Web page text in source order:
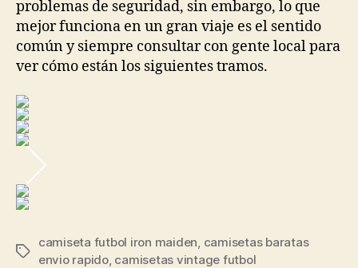
problemas de seguridad, sin embargo, lo que
mejor funciona en un gran viaje es el sentido
común y siempre consultar con gente local para
ver cómo están los siguientes tramos.
Etiquetas
camiseta futbol iron maiden camisetas baratas
envio rapido, camisetas vintage futbol